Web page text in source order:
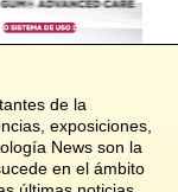
de la
exposiciones,
News son la
en el ámbito